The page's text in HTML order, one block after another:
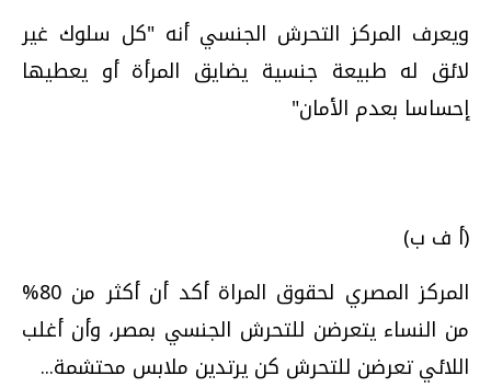
ويعرف المركز التحرش الجنسي أنه "كل سلوك غير
لائق له طبيعة جنسية يضايق المرأة أو يعطيها
إحساسا بعدم الأمان"
(أ ف ب)
المركز المصري لحقوق المراة أكد أن أكثر من 80%
من النساء يتعرضن للتحرش الجنسي بمصر، وأن أغلب
اللائي تعرضن للتحرش كن يرتدين ملابس محتشمة...